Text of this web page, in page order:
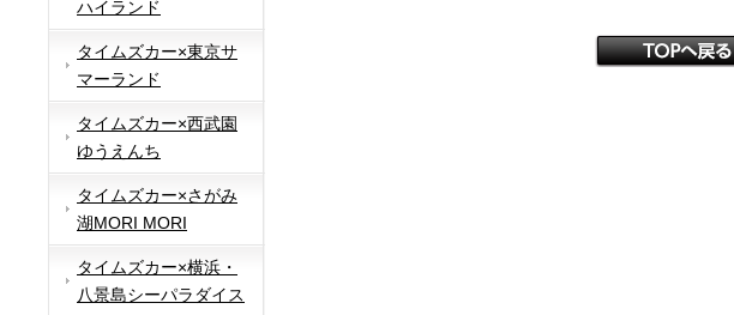
ハイランド
タイムズカー×東京サ
マーランド
タイムズカー×西武園
ゆうえんち
タイムズカー×さがみ
湖MORI MORI
タイムズカー×横浜・
八景島シーパラダイス